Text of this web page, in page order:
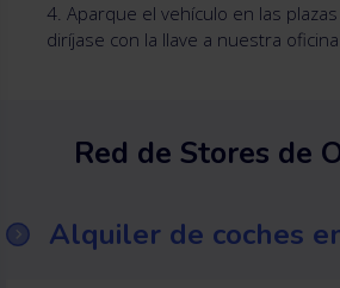
4. Aparque el vehículo en las
diríjase con la llave a nuestra
Red de Stores de
Alquiler de coches